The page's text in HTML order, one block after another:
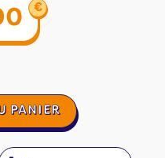
€
PANIER